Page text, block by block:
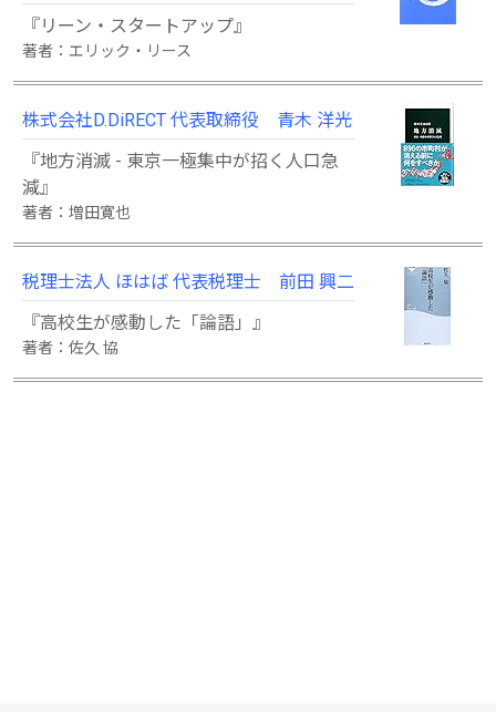
『リーン・スタートアップ』
著者：エリック・リース
株式会社D.DiRECT 代表取締役 青木 洋光
『地方消滅 - 東京一極集中が招く人口急
減』
著者：増田寛也
税理士法人 ほはば 代表税理士 前田 興二
『高校生が感動した「論語」』
著者：佐久 協